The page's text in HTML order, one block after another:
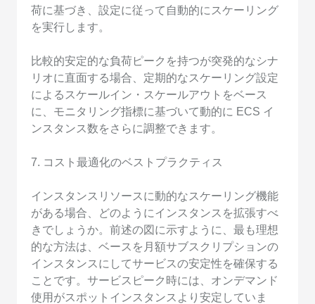
荷に基づき、設定に従って自動的にスケーリング
を実行します。
比較的安定的な負荷ピークを持つが突発的なシナ
リオに直面する場合、定期的なスケーリング設定
によるスケールイン・スケールアウトをベース
に、モニタリング指標に基づいて動的に ECS イ
ンスタンス数をさらに調整できます。
7. コスト最適化のベストプラクティス
インスタンスリソースに動的なスケーリング機能
がある場合、どのようにインスタンスを拡張すべ
きでしょうか。前述の図に示すように、最も理想
的な方法は、ベースを月額サブスクリプションの
インスタンスにしてサービスの安定性を確保する
ことです。サービスピーク時には、オンデマンド
使用がスポットインスタンスより安定していま